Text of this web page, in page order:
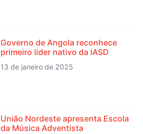
Governo de Angola reconhece
primeiro líder nativo da IASD
13 de janeiro de 2025
União Nordeste apresenta Escola
da Música Adventista